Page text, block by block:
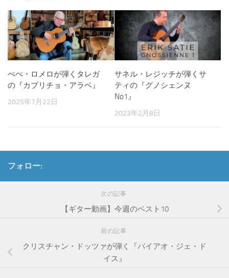
ぺぺ・ロメロが弾くタレガ
の『カプリチョ・アラベ』
2025年7月22日
サネル・レジッチが弾くサ
ティの『グノシェンヌ
No1』
2023年2月8日
フォロー:
次の記事
【ギター動画】今週のベスト10
前の記事
クリスチャン・ドッツァが弾く『バイアオ・ジェ・ド
イス』